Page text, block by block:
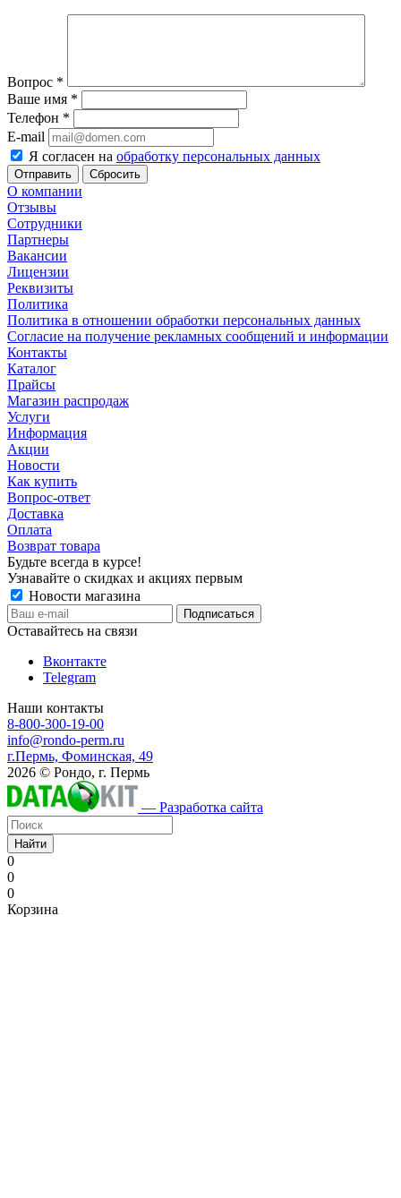
Вопрос *
Ваше имя *
Телефон *
E-mail
Я согласен на обработку персональных данных
Сбросить
О компании
Отзывы
Сотрудники
Партнеры
Вакансии
Лицензии
Реквизиты
Политика
Политика в отношении обработки персональных данных
Согласие на получение рекламных сообщений и информации
Контакты
Каталог
Прайсы
Магазин распродаж
Услуги
Информация
Акции
Новости
Как купить
Вопрос-ответ
Доставка
Оплата
Возврат товара
Будьте всегда в курсе!
Узнавайте о скидках и акциях первым
Новости магазина
Оставайтесь на связи
Вконтакте
Telegram
Наши контакты
8-800-300-19-00
info@rondo-perm.ru
г.Пермь, Фоминская, 49
2026 © Рондо, г. Пермь
— Разработка сайта
Найти
0
0
0
Корзина